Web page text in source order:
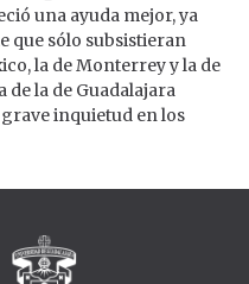
una ayuda mejor, ya
que sólo subsistieran
la de Monterrey y la de
de la de Guadalajara
inquietud en los